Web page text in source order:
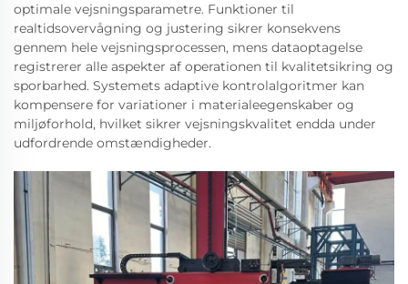
optimale vejsningsparametre. Funktioner til
realtidsovervågning og justering sikrer konsekvens
gennem hele vejsningsprocessen, mens dataoptagelse
registrerer alle aspekter af operationen til kvalitetsikring og
sporbarhed. Systemets adaptive kontrolalgoritmer kan
kompensere for variationer i materialeegenskaber og
miljøforhold, hvilket sikrer vejsningskvalitet endda under
udfordrende omstændigheder.